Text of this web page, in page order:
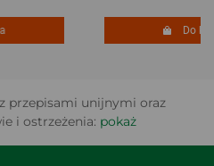
Do
przepisami unijnymi oraz
i ostrzeżenia: pokaż